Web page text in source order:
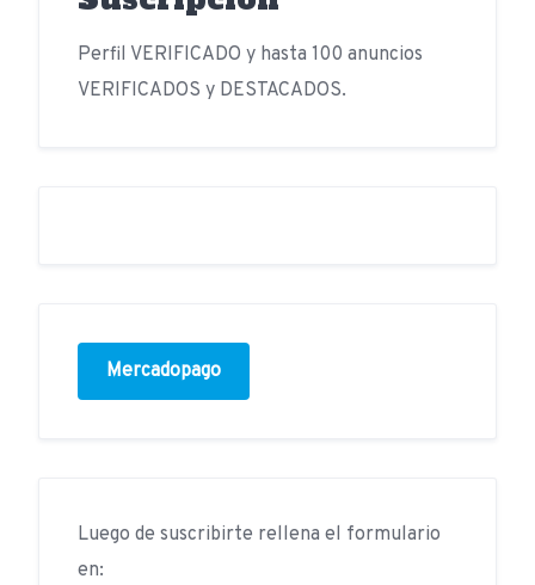
Perfil VERIFICADO y hasta 100 anuncios
VERIFICADOS y DESTACADOS.
Mercadopago
Luego de suscribirte rellena el formulario
en: